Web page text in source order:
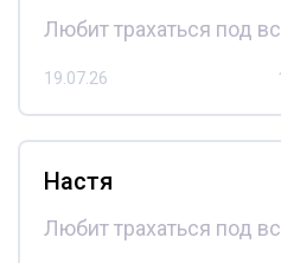
Любит трахаться под
19.07.26
Настя
Любит трахаться под